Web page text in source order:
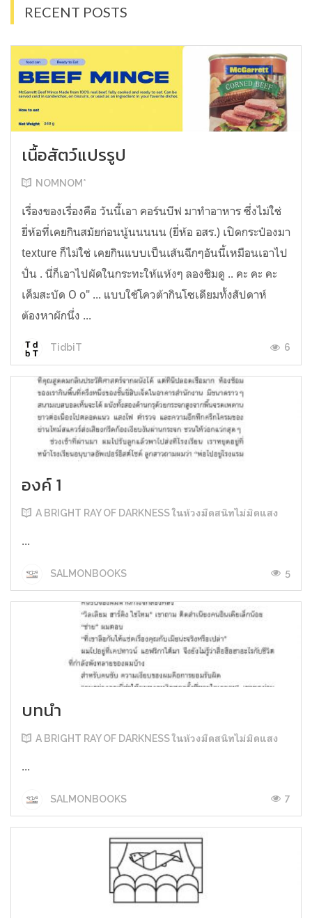
RECENT POSTS
เนื้อสัตว์แปรรูป
NOMNOM*
เรื่องของเรื่องคือ วันนี้เอา คอร์นบีฟ มาทำอาหาร ซึ่งไม่ใช่
ยี่ห้อที่เคยกินสมัยก่อนนู้นนนนน (ยี่ห้อ อสร.) เปิดกระป๋องมา
texture ก็ไม่ใช่ เคยกินแบบเป็นเส้นฉีกๆอันนี้เหมือนเอาไป
ปั่น . นี่ก็เอาไปผัดในกระทะให้แห้งๆ ลองชิมดู .. คะ คะ คะ
เค็มสะบัด O o" ... แบบใช้โควต้ากินโซเดียมทั้งสัปดาห์
ต้องหาผักนึ่ง ...
TidbiT 6
องค์ 1
A BRIGHT RAY OF DARKNESS ในห้วงมืดสนิทไม่มิดแสง
...
SALMONBOOKS 5
บทนำ
A BRIGHT RAY OF DARKNESS ในห้วงมืดสนิทไม่มิดแสง
...
SALMONBOOKS 7